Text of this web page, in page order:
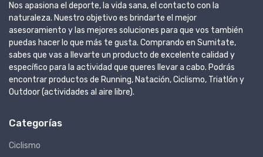
Nos apasiona el deporte, la vida sana, el contacto con la
naturaleza. Nuestro objetivo es brindarte el mejor
asesoramiento y las mejores soluciones para que vos también
puedas hacer lo que más te gusta. Comprando en Sumitate,
sabes que vas a llevarte un producto de excelente calidad y
específico para la actividad que queres llevar a cabo. Podrás
encontrar productos de Running, Natación, Ciclismo, Triatlón y
Outdoor (actividades al aire libre).
Categorías
Ciclismo